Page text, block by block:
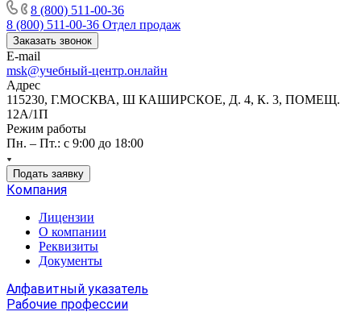
8 (800) 511-00-36
8 (800) 511-00-36 Отдел продаж
Заказать звонок
E-mail
msk@учебный-центр.онлайн
Адрес
115230, Г.МОСКВА, Ш КАШИРСКОЕ, Д. 4, К. 3, ПОМЕЩ.
12А/1П
Режим работы
Пн. – Пт.: с 9:00 до 18:00
Подать заявку
Компания
Лицензии
О компании
Реквизиты
Документы
Алфавитный указатель
Рабочие профессии